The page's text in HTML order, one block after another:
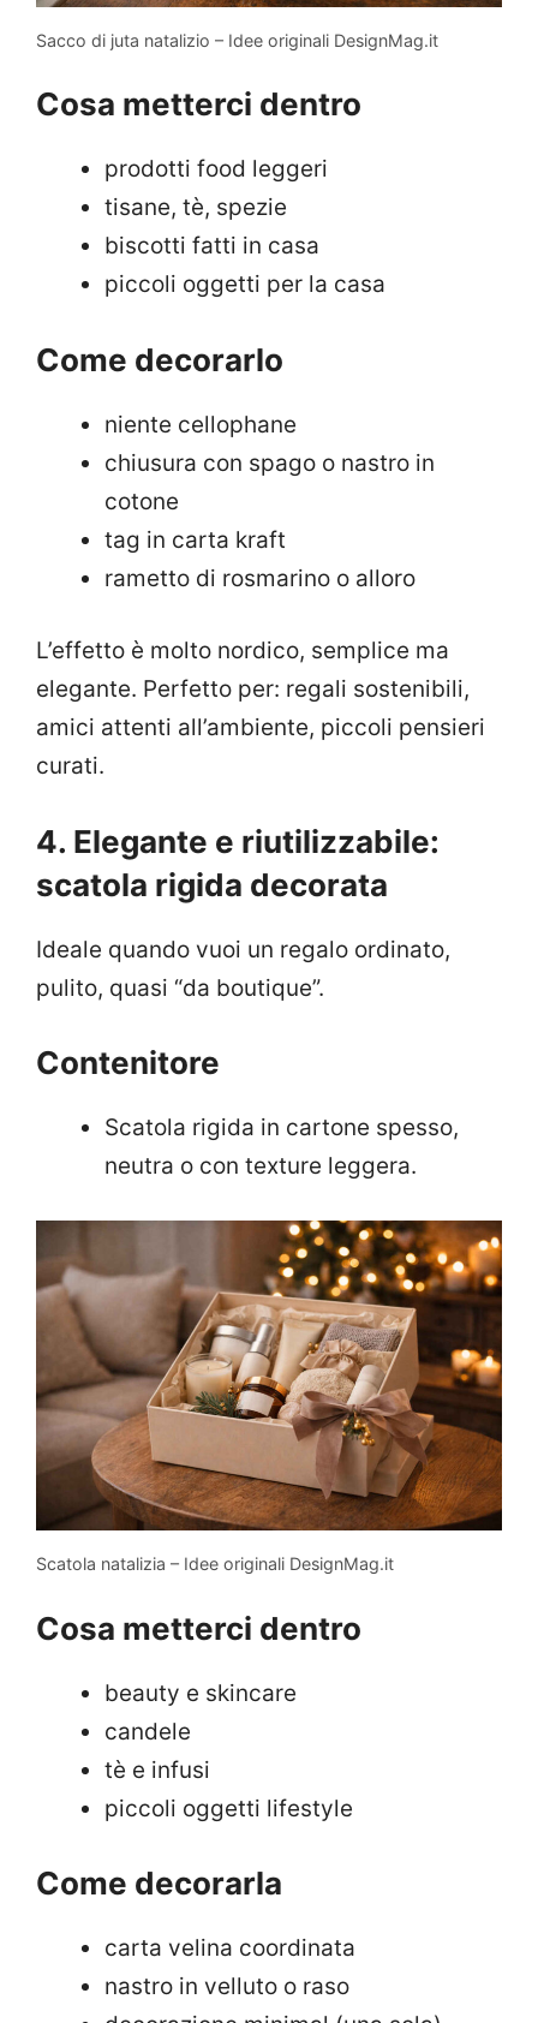
Sacco di juta natalizio – Idee originali DesignMag.it
Cosa metterci dentro
prodotti food leggeri
tisane, tè, spezie
biscotti fatti in casa
piccoli oggetti per la casa
Come decorarlo
niente cellophane
chiusura con spago o nastro in
cotone
tag in carta kraft
rametto di rosmarino o alloro
L’effetto è molto nordico, semplice ma
elegante. Perfetto per: regali sostenibili,
amici attenti all’ambiente, piccoli pensieri
curati.
4. Elegante e riutilizzabile:
scatola rigida decorata
Ideale quando vuoi un regalo ordinato,
pulito, quasi “da boutique”.
Contenitore
Scatola rigida in cartone spesso,
neutra o con texture leggera.
Scatola natalizia – Idee originali DesignMag.it
Cosa metterci dentro
beauty e skincare
candele
tè e infusi
piccoli oggetti lifestyle
Come decorarla
carta velina coordinata
nastro in velluto o raso